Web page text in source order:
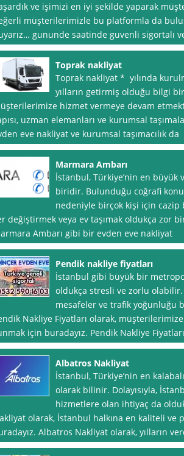
ve işimizi en iyi şekilde yaparak
müşterilerimizle bu platformla da
gununde saatinde guvenli sigortalı
Toprak nakliyat
Toprak nakliyat * yılında
yılların getirmiş olduğu bilgi
hizmet vermeye devam
uzman elemanları ve kurumsal
eve nakliyat ve kurumsal taşımacılık da
Marmara Ambarı
İstanbul, Türkiye’nin en büyük
biridir. Bulunduğu coğrafi
nedeniyle birçok kişi için
değiştirmek veya ev taşımak oldukça zor
Ambarı gibi bir evden eve nakliyat
Pendik nakliye fiyatları
İstanbul gibi büyük bir
oldukça stresli ve zorlu olabilir.
mesafeler ve trafik yoğunluğu
Nakliye Fiyatları olarak,
için buradayız. Pendik Nakliye
Albatros Nakliyat
İstanbul, Türkiye’nin en
olarak bilinir. Dolayısıyla,
hizmetlere olan ihtiyaç da
olarak, İstanbul halkına en kaliteli ve
Albatros Nakliyat olarak, yılların